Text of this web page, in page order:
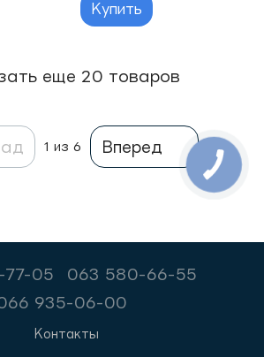
Купить
еще 20 товаров
1 из 6 Вперед
05
063 580-66-55
935-06-00
Контакты